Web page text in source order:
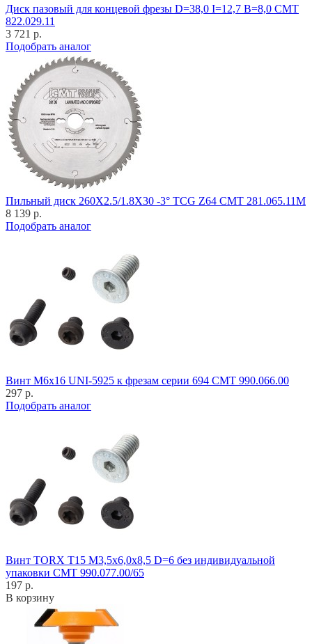
Диск пазовый для концевой фрезы D=38,0 I=12,7 B=8,0 CMT
822.029.11
3 721 р.
Подобрать аналог
Пильный диск 260X2.5/1.8X30 -3° TCG Z64 CMT 281.065.11M
8 139 р.
Подобрать аналог
Винт M6x16 UNI-5925 к фрезам серии 694 CMT 990.066.00
297 р.
Подобрать аналог
Винт TORX T15 M3,5x6,0x8,5 D=6 без индивидуальной
упаковки CMT 990.077.00/65
197 р.
В корзину